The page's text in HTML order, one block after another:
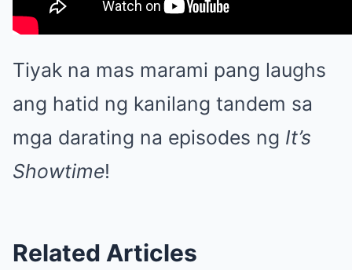
Tiyak na mas marami pang laughs
ang hatid ng kanilang tandem sa
mga darating na episodes ng It’s
Showtime!
Related Articles